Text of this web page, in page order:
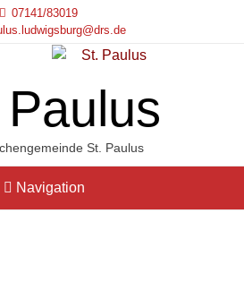
07141/83019
St. Paulus
Navigation